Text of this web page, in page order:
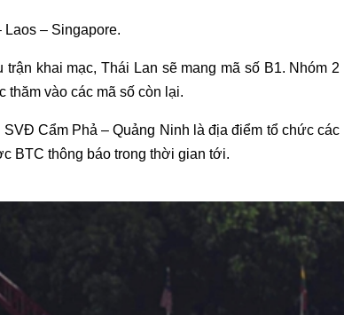
– Singapore.
khai mạc, Thái Lan sẽ mang mã số B1. Nhóm 2
thăm vào các mã số còn lại.
Cẩm Phả – Quảng Ninh là địa điểm tổ chức các
BTC thông báo trong thời gian tới.